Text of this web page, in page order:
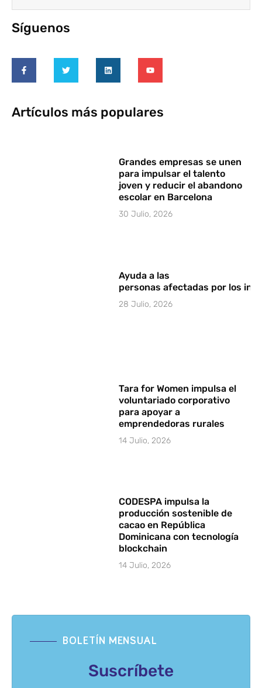
Síguenos
Artículos más populares
Grandes empresas se unen
para impulsar el talento
joven y reducir el abandono
escolar en Barcelona
30 Julio, 2026
Ayuda a las
personas afectadas por los
28 Julio, 2026
Tara for Women impulsa el
voluntariado corporativo
para apoyar a
emprendedoras rurales
14 Julio, 2026
CODESPA impulsa la
producción sostenible de
cacao en República
Dominicana con tecnología
blockchain
14 Julio, 2026
BOLETÍN MENSUAL
Suscríbete